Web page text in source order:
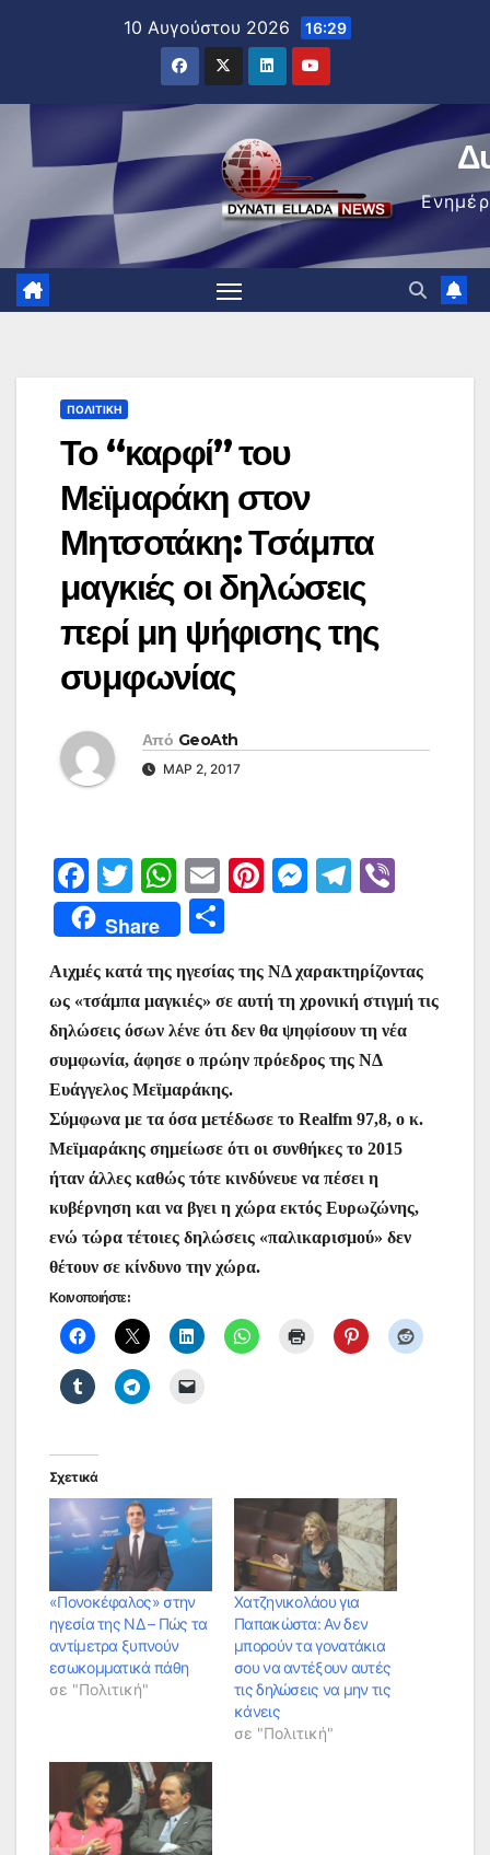
10 Αυγούστου 2026 16:29
ΠΟΛΙΤΙΚΉ
Το “καρφί” του
Μεϊμαράκη στον
Μητσοτάκη: Τσάμπα
μαγκιές οι δηλώσεις
περί μη ψήφισης της
συμφωνίας
Από GeoAth
ΜΑΡ 2, 2017
F
a
c
e
b
o
o
k
T
w
itt
er
W
h
at
s
A
p
p
E
m
ai
l
Pi
e
st
M
s
e
n
er
T
gr
a
m
Share
ρ
α
σ
τε
ίτ
ε
Αιχμές κατά της ηγεσίας της ΝΔ χαρακτηρίζοντας
ως «τσάμπα μαγκιές» σε αυτή τη χρονική στιγμή τις
δηλώσεις όσων λένε ότι δεν θα ψηφίσουν τη νέα
συμφωνία, άφησε ο πρώην πρόεδρος της ΝΔ
Ευάγγελος Μεϊμαράκης.
Σύμφωνα με τα όσα μετέδωσε το Realfm 97,8, ο κ.
Μεϊμαράκης σημείωσε ότι οι συνθήκες το 2015
ήταν άλλες καθώς τότε κινδύνευε να πέσει η
κυβέρνηση και να βγει η χώρα εκτός Ευρωζώνης,
ενώ τώρα τέτοιες δηλώσεις «παλικαρισμού» δεν
θέτουν σε κίνδυνο την χώρα.
Κοινοποιήστε:
Σχετικά
«Πονοκέφαλος» στην
ηγεσία της ΝΔ – Πώς τα
αντίμετρα ξυπνούν
εσωκομματικά πάθη
σε "Πολιτική"
Χατζηνικολάου για
Παπακώστα: Αν δεν
μπορούν τα γονατάκια
σου να αντέξουν αυτές
τις δηλώσεις να μην τις
κάνεις
σε "Πολιτική"